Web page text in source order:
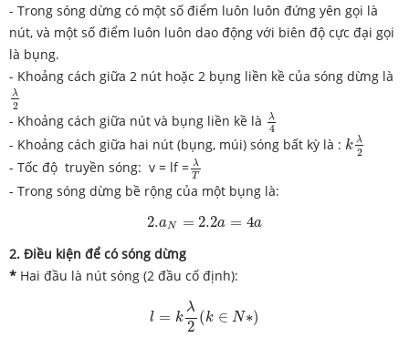
- Trong sóng dừng có một số điểm luôn luôn đứng yên gọi là
nút, và một số điểm luôn luôn dao động với biên độ cực đại gọi
là bụng.
- Khoảng cách giữa 2 nút hoặc 2 bụng liền kề của sóng dừng là
λ
2
λ2
- Khoảng cách giữa nút và bụng liền kề là λ
4
λ
- Khoảng cách giữa hai nút (bụng, múi) sóng bất kỳ là : k λ
2
k λ
- Tốc độ truyền sóng: v = lf = λ
T
λT
- Trong sóng dừng bề rộng của một bụng là:
2.aN = 2.2a = 4a
2. 2.2a a
2. Điều kiện để có sóng dừng
* Hai đầu là nút sóng (2 đầu cố định):
l = k
λ
2
(k ∈ N∗)
2